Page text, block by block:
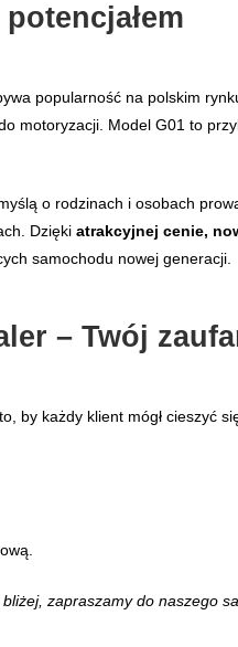
popularność na polskim
motoryzacji. Model G01 to
o rodzinach i osobach
Dzięki atrakcyjnej cenie,
samochodu nowej generacji.
– Twój
by każdy klient mógł cieszyć
bliżej, zapraszamy do naszego